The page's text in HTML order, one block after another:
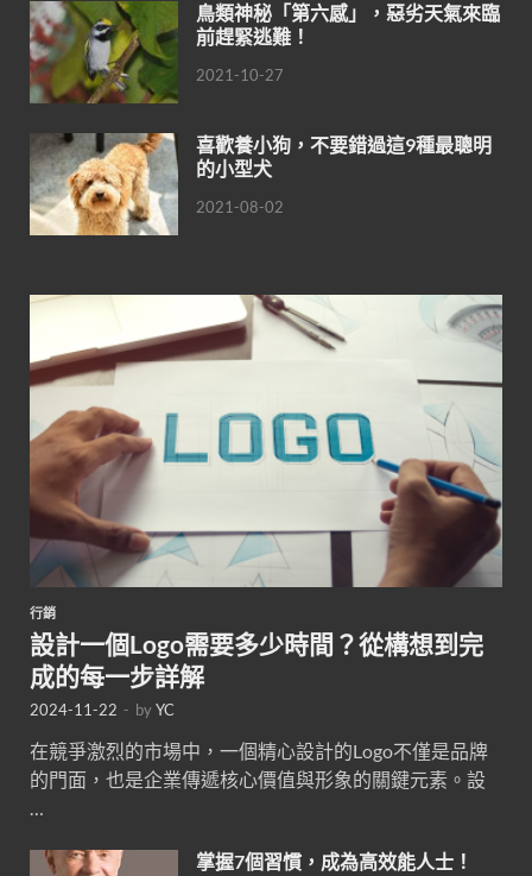
鳥類神秘「第六感」，惡劣天氣來臨
前趕緊逃難！
2021-10-27
喜歡養小狗，不要錯過這9種最聰明
的小型犬
2021-08-02
行銷
設計一個Logo需要多少時間？從構想到完
成的每一步詳解
2024-11-22 - byYC
在競爭激烈的市場中，一個精心設計的Logo不僅是品牌
的門面，也是企業傳遞核心價值與形象的關鍵元素。設
…
掌握7個習慣，成為高效能人士！